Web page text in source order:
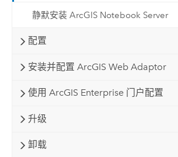
静默安装 ArcGIS Notebook Server
配置
安装并配置 ArcGIS Web Adaptor
使用 ArcGIS Enterprise 门户配置
升级
卸载